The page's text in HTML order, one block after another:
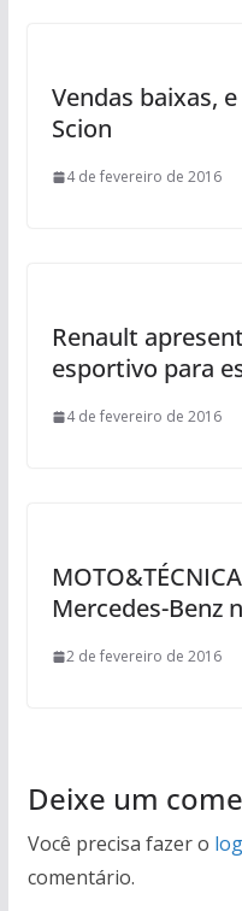
Vendas baixas,
Scion
4 de fevereiro de 2016
Renault
esportivo para
4 de fevereiro de 2016
Mercedes-Benz
2 de fevereiro de 2016
Deixe um
Você precisa fazer o
comentário.